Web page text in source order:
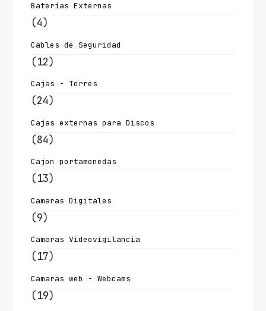
Baterías Externas
(4)
Cables de Seguridad
(12)
Cajas - Torres
(24)
Cajas externas para Discos
(84)
Cajon portamonedas
(13)
Camaras Digitales
(9)
Camaras Videovigilancia
(17)
Camaras web - Webcams
(19)